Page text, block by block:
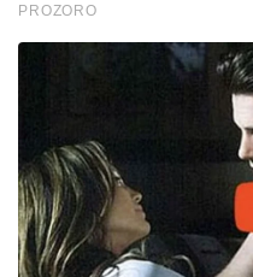
PROZORO